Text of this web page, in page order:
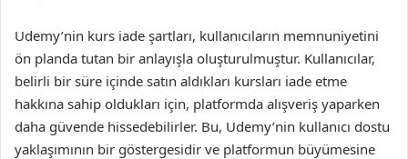
Udemy’nin kurs iade şartları, kullanıcıların memnuniyetini
ön planda tutan bir anlayışla oluşturulmuştur. Kullanıcılar,
belirli bir süre içinde satın aldıkları kursları iade etme
hakkına sahip oldukları için, platformda alışveriş yaparken
daha güvende hissedebilirler. Bu, Udemy’nin kullanıcı dostu
yaklaşımının bir göstergesidir ve platformun büyümesine